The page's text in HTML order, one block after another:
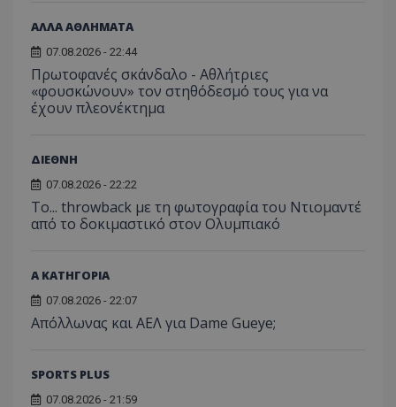
ΑΛΛΑ ΑΘΛΗΜΑΤΑ
07.08.2026 - 22:44
Πρωτοφανές σκάνδαλο - Aθλήτριες
«φουσκώνουν» τον στηθόδεσμό τους για να
έχουν πλεονέκτημα
ΔΙΕΘΝΗ
07.08.2026 - 22:22
Το... throwback με τη φωτογραφία του Ντιομαντέ
από το δοκιμαστικό στον Ολυμπιακό
Α ΚΑΤΗΓΟΡΙΑ
07.08.2026 - 22:07
Απόλλωνας και ΑΕΛ για Dame Gueye;
SPORTS PLUS
07.08.2026 - 21:59